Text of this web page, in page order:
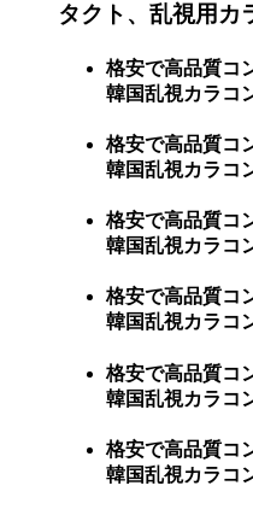
タクト、乱視用カ
格安で高品質コ
韓国乱視カラコ
格安で高品質コ
韓国乱視カラコ
格安で高品質コ
韓国乱視カラコ
格安で高品質コ
韓国乱視カラコ
格安で高品質コ
韓国乱視カラコ
格安で高品質コ
韓国乱視カラコ